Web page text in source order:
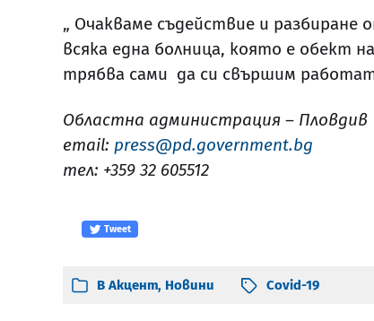
„ Очакваме съдействие и
всяка една болница, която е обект
трябва сами да си свършим
Областна администрация – Пловдив
email: press@pd.government.bg
тел: +359 32 605512
Tweet
В Акцент, Новини Covid-19